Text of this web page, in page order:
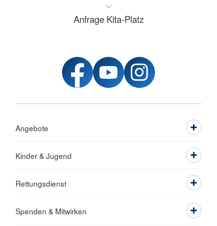
Anfrage Kita-Platz
Angebote
Kinder & Jugend
Rettungsdienst
Spenden & Mitwirken